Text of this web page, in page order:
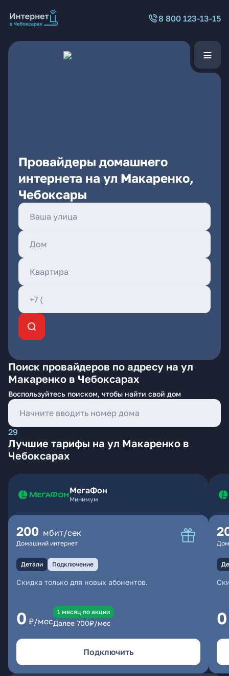
8 800 123-13-15
Провайдеры домашнего
интернета на ул Макаренко,
Чебоксары
Поиск провайдеров по адресу на ул
Макаренко в Чебоксарах
Воспользуйтесь поиском, чтобы найти свой дом
29
Лучшие тарифы на ул Макаренко в
Чебоксарах
МегаФон
Минимум
200 мбит/сек
Домашний интернет
Детали Подключение
Скидка только для новых абонентов.
0 ₽/мес
1 месяц по акции
Далее 700₽/мес
Подключить
0